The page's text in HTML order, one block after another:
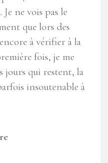
ne vois pas le
que lors des
à vérifier à la
fois, je me
jours qui restent, la
insoutenable à